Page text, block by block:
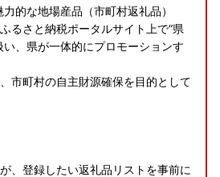
的な地場産品（市町村返礼品）
るさと納税ポータルサイト上で“県
い、県が一体的にプロモーションす
市町村の自主財源確保を目的として
、登録したい返礼品リストを事前に